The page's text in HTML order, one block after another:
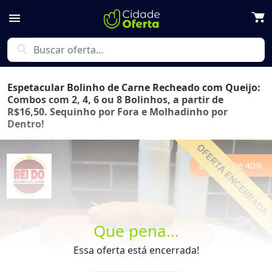
menu
search
Que pena...
Essa oferta está encerrada!
Espetacular Bolinho de Carne Recheado com Queijo:
Combos com 2, 4, 6 ou 8 Bolinhos, a partir de
R$16,50. Sequinho por Fora e Molhadinho por
Dentro!
Economize 40%